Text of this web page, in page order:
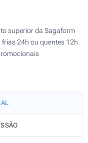
superior da Sagaform
24h ou quentes 12h